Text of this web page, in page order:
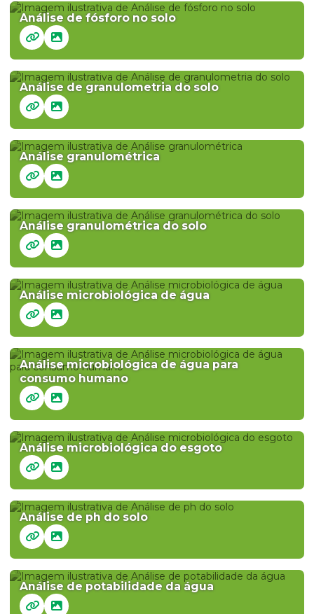
Análise de fósforo no solo
Análise de granulometria do solo
Análise granulométrica
Análise granulométrica do solo
Análise microbiológica de água
Análise microbiológica de água para
consumo humano
Análise microbiológica do esgoto
Análise de ph do solo
Análise de potabilidade da água